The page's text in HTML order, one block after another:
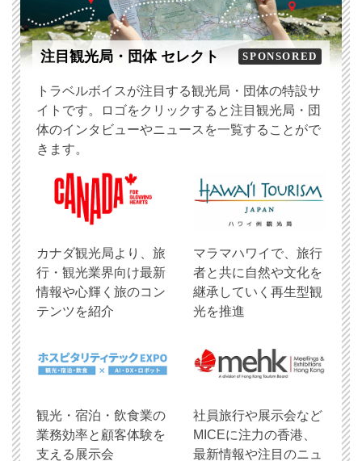
注目観光局・団体 セレクト SPONSORED
トラベルボイスが注目する観光局・団体の特設サ
イトです。ロゴをクリックすると注目観光局・団
体のインタビューやニュースを一覧することがで
きます。
​カナダ観光局より、旅
行・観光業界向け最新
情報や心輝く旅のコン
テンツを紹介
マラマハワイで、旅行
者と共に自然や文化を
継承していく再生型観
光を推進
観光・宿泊・飲食業の
業務効率と顧客体験を
支える展示会
社員旅行や展示会など
MICEに注力の香港、
最新情報や注目のニュ